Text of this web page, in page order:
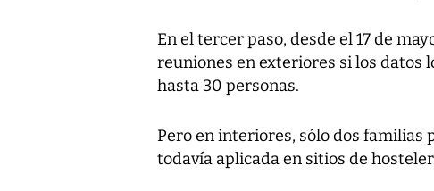
En el tercer paso, desde el 17 de
reuniones en exteriores si los
hasta 30 personas.
Pero en interiores, sólo dos familias
todavía aplicada en sitios de